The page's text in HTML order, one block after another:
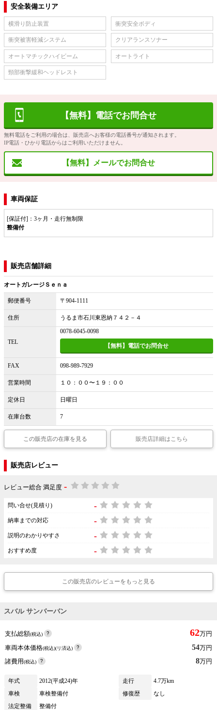
安全装備エリア
横滑り防止装置 衝突安全ボディ
衝突被害軽減システム クリアランスソナー
オートマチックハイビーム オートライト
頸部衝撃緩和ヘッドレスト
【無料】電話でお問合せ
無料電話をご利用の場合は、販売店へお客様の電話番号が通知されます。
IP電話・ひかり電話からはご利用いただけません。
【無料】メールでお問合せ
車両保証
[保証付]：3ヶ月・走行無制限
整備付
販売店舗詳細
オートガレージＳｅｎａ
郵便番号 〒904-1111
住所 うるま市石川東恩納７４２－４
TEL
0078-6045-0098
【無料】電話でお問合せ
FAX 098-989-7929
営業時間 １０：００〜１９：００
定休日 日曜日
在庫台数 7
この販売店の在庫を見る 販売店詳細はこちら
販売店レビュー
レビュー総合 満足度 -
問い合せ(見積り) -
納車までの対応 -
説明のわかりやすさ -
おすすめ度 -
この販売店のレビューをもっと見る
スバル サンバーバン
支払総額(税込) 62万円
車両本体価格(税込)(リ済込) 54万円
諸費用(税込) 8万円
年式 2012(平成24)年 走行
4.7万km
車検
車検整備付 修復歴
なし
法定整備
整備付